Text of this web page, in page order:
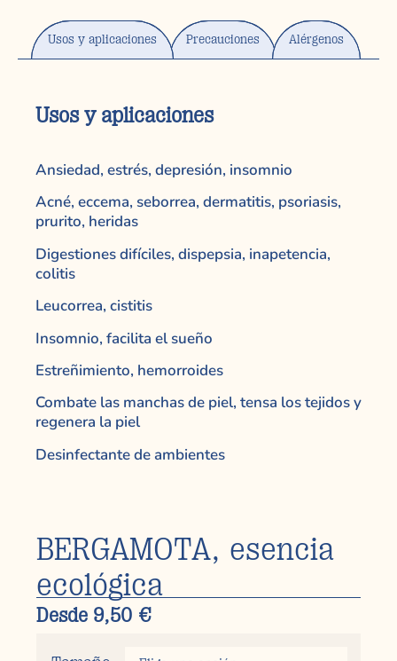
Usos y aplicaciones Precauciones Alérgenos
Usos y aplicaciones
Ansiedad, estrés, depresión, insomnio
Acné, eccema, seborrea, dermatitis, psoriasis,
prurito, heridas
Digestiones difíciles, dispepsia, inapetencia,
colitis
Leucorrea, cistitis
Insomnio, facilita el sueño
Estreñimiento, hemorroides
Combate las manchas de piel, tensa los tejidos y
regenera la piel
Desinfectante de ambientes
BERGAMOTA, esencia
ecológica
Desde 9,50 €